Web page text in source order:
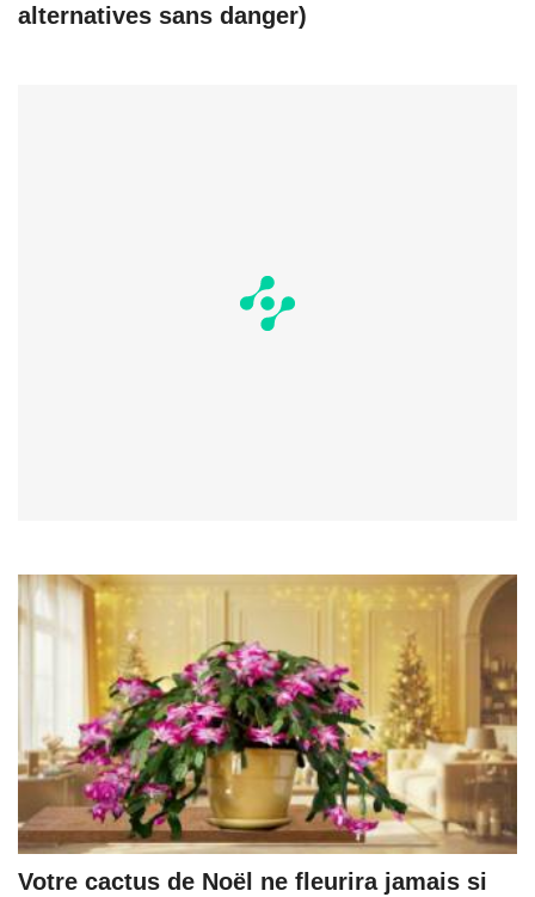
alternatives sans danger)
Votre cactus de Noël ne fleurira jamais si